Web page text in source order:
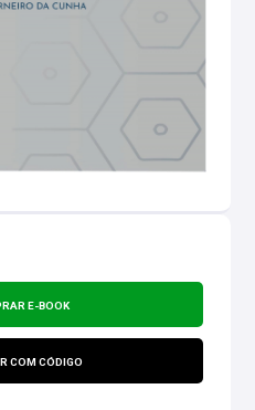
E-BOOK
COM CÓDIGO